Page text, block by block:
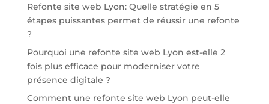
Refonte site web Lyon: Quelle stratégie en 5
étapes puissantes permet de réussir une refonte
?
Pourquoi une refonte site web Lyon est-elle 2
fois plus efficace pour moderniser votre
présence digitale ?
Comment une refonte site web Lyon peut-elle